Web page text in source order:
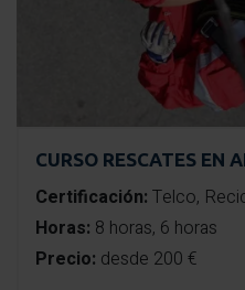
CURSO RESCATES EN
Certificación: Telco,
Horas: 8 horas, 6 horas
Precio: desde 200 €